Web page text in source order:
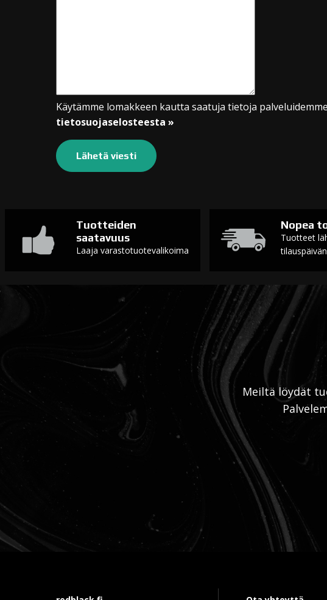
Käytämme lomakkeen kautta saatuja tietoja
tietosuojaselosteesta »
Tuotteiden
saatavuus
Laaja varastotuotevalikoima
Nopea
Tuotteet
Meiltä löydät